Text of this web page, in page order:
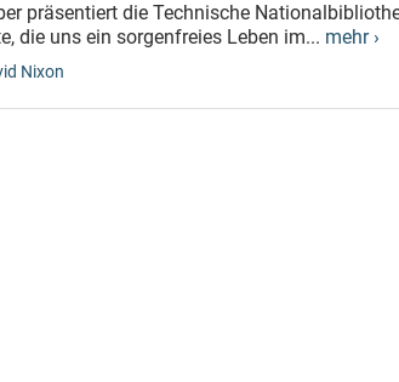
präsentiert die Technische
die uns ein sorgenfreies Leben im... mehr ›
Nixon